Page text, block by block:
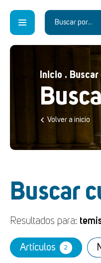
Inicio .
Volver a inicio
Buscar
Resultados para:
Artículos 2